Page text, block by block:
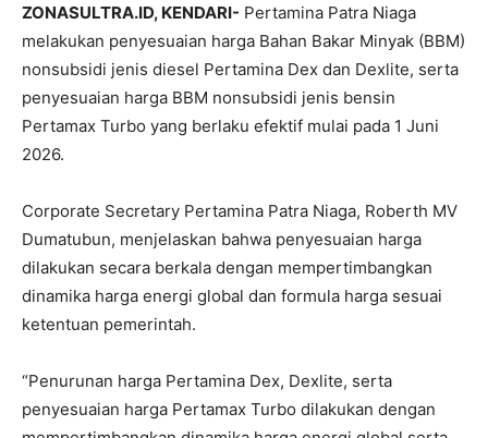
ZONASULTRA.ID, KENDARI- Pertamina Patra Niaga
melakukan penyesuaian harga Bahan Bakar Minyak (BBM)
nonsubsidi jenis diesel Pertamina Dex dan Dexlite, serta
penyesuaian harga BBM nonsubsidi jenis bensin
Pertamax Turbo yang berlaku efektif mulai pada 1 Juni
2026.
Corporate Secretary Pertamina Patra Niaga, Roberth MV
Dumatubun, menjelaskan bahwa penyesuaian harga
dilakukan secara berkala dengan mempertimbangkan
dinamika harga energi global dan formula harga sesuai
ketentuan pemerintah.
“Penurunan harga Pertamina Dex, Dexlite, serta
penyesuaian harga Pertamax Turbo dilakukan dengan